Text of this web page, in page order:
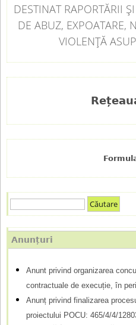
DESTINAT RAPORTĂRII
DE ABUZ, EXPOATARE,
VIOLENȚĂ
F
o
m
ă
u
Anunțuri
Anunt privind organizarea
contractuale de execuție, în
Anunț privind finalizarea
proiectului POCU: 465/4/4/